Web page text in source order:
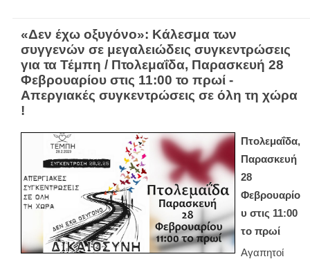
«Δεν έχω οξυγόνο»: Κάλεσμα των
συγγενών σε μεγαλειώδεις συγκεντρώσεις
για τα Τέμπη / Πτολεμαΐδα, Παρασκευή 28
Φεβρουαρίου στις 11:00 το πρωί -
Απεργιακές συγκεντρώσεις σε όλη τη χώρα
!
Πτολεμαΐδα,
Παρασκευή
28
Φεβρουαρίο
υ στις 11:00
το πρωί
Αγαπητοί